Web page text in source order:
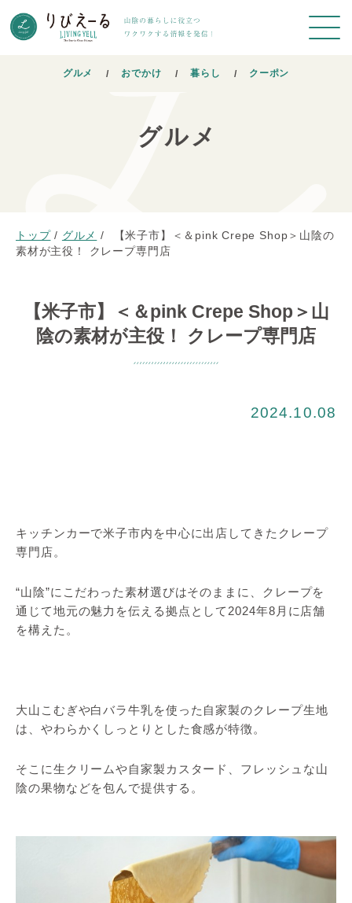
グルメ おでかけ 暮らし クーポン
グルメ
トップ / グルメ /
【米子市】＜＆pink Crepe Shop＞山陰の
素材が主役！ クレープ専門店
【米子市】＜＆pink Crepe Shop＞山
陰の素材が主役！ クレープ専門店
2024.10.08
キッチンカーで米子市内を中心に出店してきたクレープ
専門店。
“山陰”にこだわった素材選びはそのままに、クレープを
通じて地元の魅力を伝える拠点として2024年8月に店舗
を構えた。
大山こむぎや白バラ牛乳を使った自家製のクレープ生地
は、やわらかくしっとりとした食感が特徴。
そこに生クリームや自家製カスタード、フレッシュな山
陰の果物などを包んで提供する。